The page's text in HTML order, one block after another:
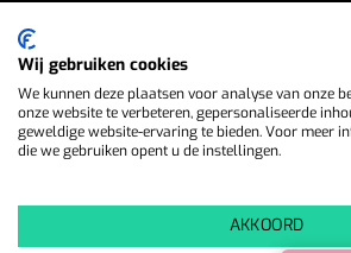
Wij gebruiken cookies
We kunnen deze plaatsen voor analyse van onze
onze website te verbeteren, gepersonaliseerde
geweldige website-ervaring te bieden. Voor meer
die we gebruiken opent u de instellingen.
AKKOORD